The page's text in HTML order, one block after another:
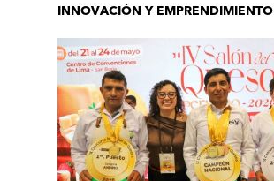
INNOVACIÓN Y EMPRENDIMIENTO